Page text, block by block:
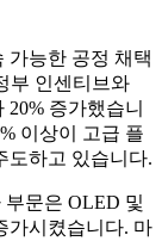
가능한 공정 채택
부 인센티브와
증가했습니
이상이 고급 플
도하고 있습니다.
문은 OLED 및
가시켰습니다. 마